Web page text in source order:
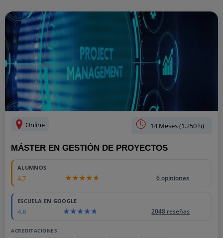
Online 14 Meses (1.250 h)
MÁSTER EN GESTIÓN DE PROYECTOS
ALUMNOS
4.7 6 opiniones
ESCUELA EN GOOGLE
4.8 2048 reseñas
ACREDITACIONES